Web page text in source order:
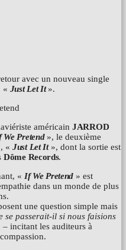
avec un nouveau single
« Just Let It».
américain JARROD
We Pretend», le deuxième
« Just Let It», dont la sortie est
Dôme Records.
« If We Pretend » est
dans un monde de plus
une question simple mais
se passerait-il si nous faisions
– incitant les auditeurs à